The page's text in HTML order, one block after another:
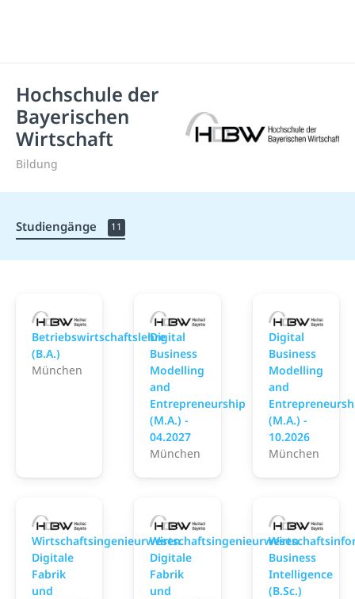
Hochschule der
Bayerischen
Wirtschaft
Bildung
Studiengänge 11
Hochschule der Bayerischen Wirtschaft
Betriebswirtschaftslehre
(B.A.)
München
Hochschule der
Digital
Business
Modelling
and
Entrepreneurship
(M.A.) -
04.2027
München
Digital
Business
Modelling
and
(M.A.) -
10.2026
München
Hochschule der Bayerischen Wirtschaft
Wirtschaftsingenieurwesen
Digitale
Fabrik
und
Hochschule der
Wirtschaftsingenieurwesen
Digitale
Fabrik
und
Business
Intelligence
(B.Sc.)